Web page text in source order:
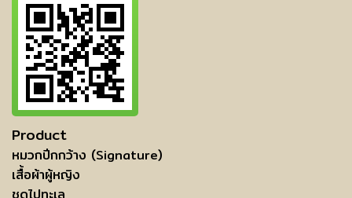
Product
หมวกปีกกว้าง (Signature)
เสื้อผ้าผู้หญิง
ชุดไปทะเล